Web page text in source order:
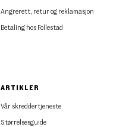
Angrerett, retur og reklamasjon
Betaling hos Follestad
ARTIKLER
Vår skreddertjeneste
Størrelsesguide